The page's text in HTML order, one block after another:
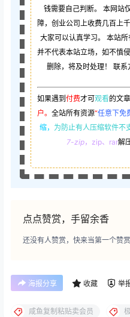
钱需要自己判断。 本网站
障，创业公司上收费几百上
大家可以认真学习。 本站所
并不代表本站立场，如不慎
删除，将及时处理！ 联
如果遇到付费才可观看的文
户。 全站所有资源“任意下免
缩， 为防止有人压缩软件不
7-zip，zip、rar解
点点赞赏，手留余香
还没有人赞赏，快来当第一个赞赏
海报分享 收藏 举
咸鱼复制粘贴卖会员